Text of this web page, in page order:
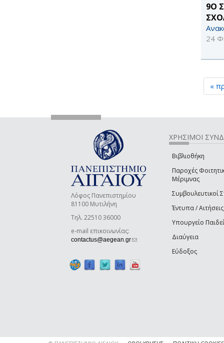
9Ο
24
«
Λόφος Πανεπιστημίου
81100 Μυτιλήνη
Τηλ. 22510 36000
e-mail επικοινωνίας:
contactus@aegean.gr(link sends e-mail)
ΧΡΗΣΙΜΟΙ
Βιβλιοθήκη
Παροχές
Μέριμνας
Συμβουλευτικοί
Έντυπα / Αιτήσεις
Υπουργείο
Διαύγεια
Εύδοξος